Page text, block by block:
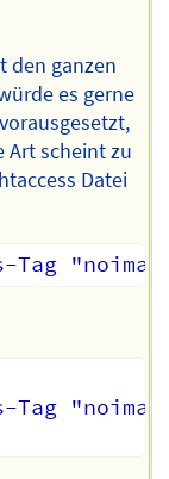
den ganzen
es gerne
Art scheint zu
Datei
Tag